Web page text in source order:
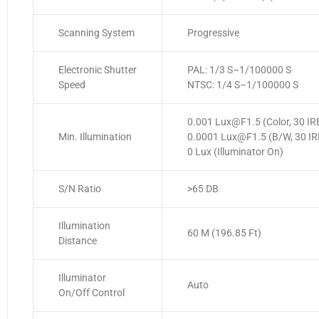
Scanning System Progressive
Electronic Shutter
Speed
PAL: 1/3 S–1/100000 S
NTSC: 1/4 S–1/100000 S
Min. Illumination
0.001 Lux@F1.5 (Color, 30
0.0001 Lux@F1.5 (B/W, 30
0 Lux (Illuminator On)
S/N Ratio >65 DB
Illumination
Distance
60 M (196.85 Ft)
Illuminator
On/Off Control
Auto